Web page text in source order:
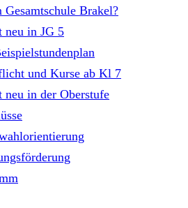
Gesamtschule Brakel?
neu in JG 5
und Kurse ab Kl 7
neu in der Oberstufe